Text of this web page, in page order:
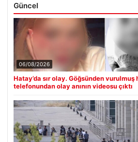
Güncel
06/08/2026
Hatay’da sır olay. Göğsünden vurulmuş
telefonundan olay anının videosu çıktı